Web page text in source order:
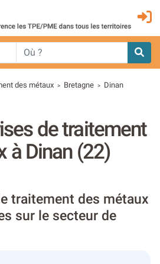
des métaux > Bretagne > Dinan
de traitement
à Dinan (22)
traitement des métaux
sur le secteur de